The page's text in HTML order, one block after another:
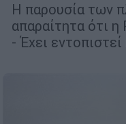
Η παρουσία των
απαραίτητα ότι
- Έχει